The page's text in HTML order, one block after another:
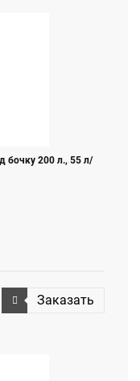
бочку 200 л., 55 л/
Заказать